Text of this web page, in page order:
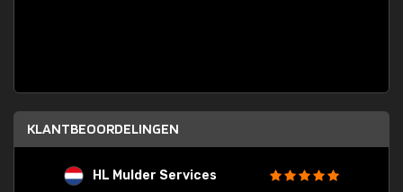
KLANTBEOORDELINGEN
HL Mulder Services